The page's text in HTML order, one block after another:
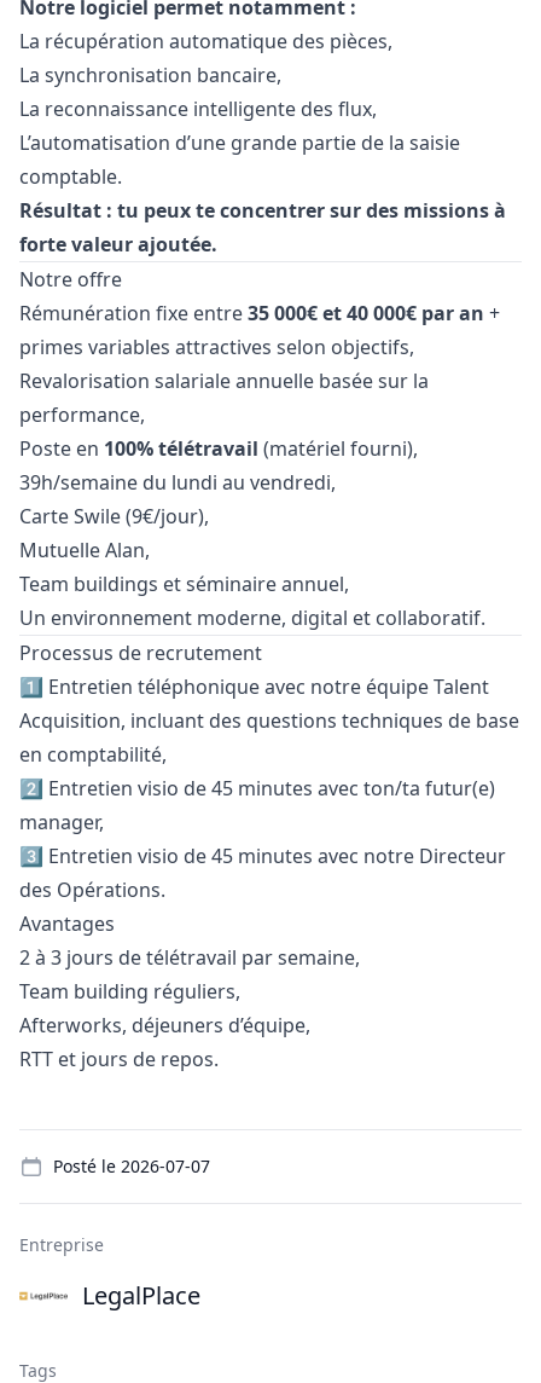
Notre logiciel permet notamment :
La récupération automatique des pièces,
La synchronisation bancaire,
La reconnaissance intelligente des flux,
L’automatisation d’une grande partie de la saisie
comptable.
Résultat : tu peux te concentrer sur des missions à
forte valeur ajoutée.
Notre offre
Rémunération fixe entre35 000€ et 40 000€ par an +
primes variables attractives selon objectifs,
Revalorisation salariale annuelle basée sur la
performance,
Poste en 100% télétravail (matériel fourni),
39h/semaine du lundi au vendredi,
Carte Swile (9€/jour),
Mutuelle Alan,
Team buildings et séminaire annuel,
Un environnement moderne, digital et collaboratif.
Processus de recrutement
1️⃣ Entretien téléphonique avec notre équipe Talent
Acquisition, incluant des questions techniques de base
en comptabilité,
2️⃣ Entretien visio de 45 minutes avec ton/ta futur(e)
manager,
3️⃣ Entretien visio de 45 minutes avec notre Directeur
des Opérations.
Avantages
2 à 3 jours de télétravail par semaine,
Team building réguliers,
Afterworks, déjeuners d’équipe,
RTT et jours de repos.
Posté le 2026-07-07
Entreprise
LegalPlace
Tags